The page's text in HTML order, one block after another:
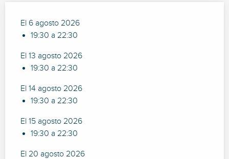
El 6 agosto 2026
19:30 a 22:30
El 13 agosto 2026
19:30 a 22:30
El 14 agosto 2026
19:30 a 22:30
El 15 agosto 2026
19:30 a 22:30
El 20 agosto 2026